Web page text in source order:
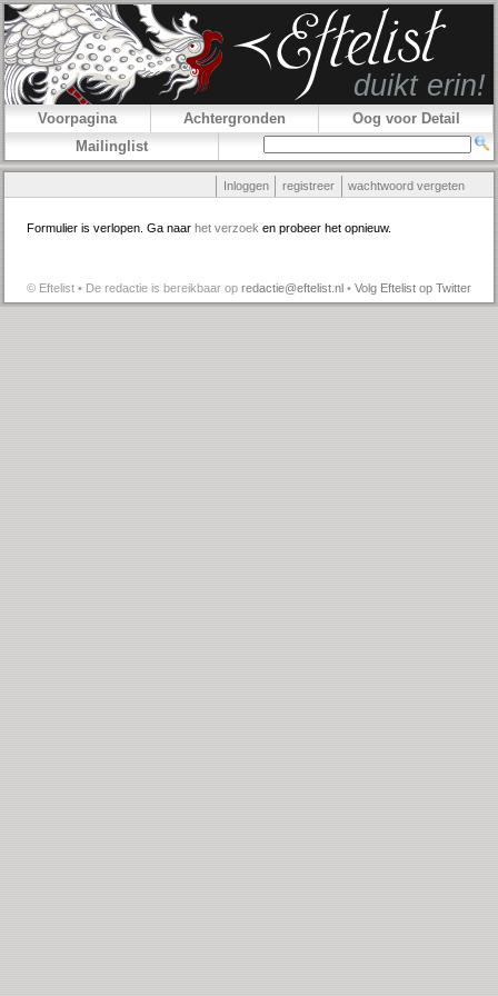
Voorpagina Achtergronden
Oog voor Detail
Mailinglist
Inloggen registreer wachtwoord vergeten
Formulier is verlopen. Ga naar het verzoek en probeer het opnieuw.
© Eftelist • De redactie is bereikbaar op redactie@eftelist.nl • Volg Eftelist op Twitter